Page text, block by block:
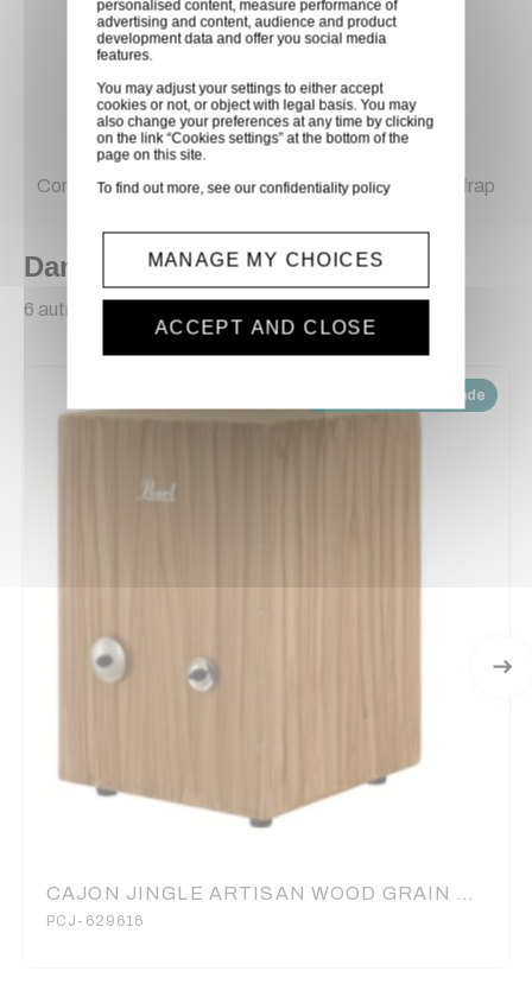
Épaisseur du corps : 11 mm
Finition/esthétique : différents designs et coloris
Caractère sonore
Aigus : brillants et claquants
Basses : puissantes et rondes
Comportement : très sensible, ne nécessite pas de frap
Dans la même catégorie
6 autres produits sélectionnés pour vous
Disponible sur demande
PCJ-629616
personalised content, measure performance of
advertising and content, audience and product
development data and offer you social media
features.
You may adjust your settings to either accept
cookies or not, or object with legal basis. You may
also change your preferences at any time by clicking
on the link “Cookies settings” at the bottom of the
page on this site.
To find out more, see ourconfidentiality policy
MANAGE MY CHOICES
ACCEPT AND CLOSE